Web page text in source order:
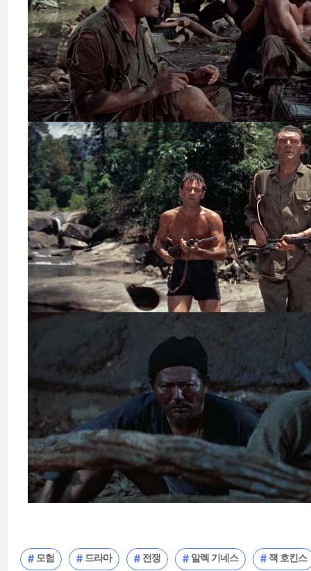
모험 드라마 전쟁 알렉 기네스 잭 호킨스